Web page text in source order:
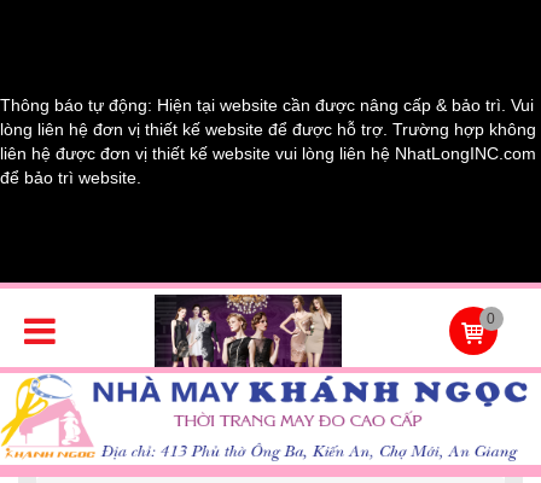
Thông báo tự động: Hiện tại website cần được nâng cấp & bảo trì. Vui
lòng liên hệ đơn vị thiết kế website để được hỗ trợ. Trường hợp không
liên hệ được đơn vị thiết kế website vui lòng liên hệ NhatLongINC.com
để bảo trì website.
0